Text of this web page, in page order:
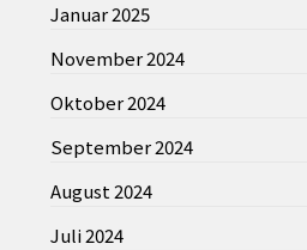
Januar 2025
November 2024
Oktober 2024
September 2024
August 2024
Juli 2024